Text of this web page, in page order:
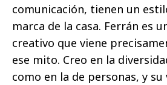
comunicación, tienen un
marca de la casa. Ferrán es
creativo que viene
ese mito. Creo en la
como en la de personas, y